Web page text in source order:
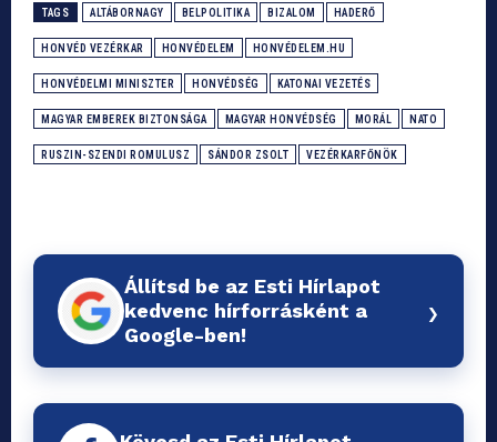
TAGS ALTÁBORNAGY BELPOLITIKA BIZALOM HADERŐ
HONVÉD VEZÉRKAR HONVÉDELEM HONVÉDELEM.HU
HONVÉDELMI MINISZTER HONVÉDSÉG KATONAI VEZETÉS
MAGYAR EMBEREK BIZTONSÁGA MAGYAR HONVÉDSÉG MORÁL NATO
RUSZIN-SZENDI ROMULUSZ SÁNDOR ZSOLT VEZÉRKARFŐNÖK
Állítsd be az Esti Hírlapot
kedvenc hírforrásként a
Google-ben!
›